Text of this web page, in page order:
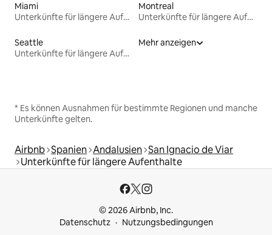
Miami
Unterkünfte für längere Aufenthalte
Montreal
Unterkünfte für längere Aufenthalte
Seattle
Unterkünfte für längere Aufenthalte
Mehr anzeigen
* Es können Ausnahmen für bestimmte Regionen und manche
Unterkünfte gelten.
Airbnb Spanien Andalusien San Ignacio de Viar
Unterkünfte für längere Aufenthalte
© 2026 Airbnb, Inc.
Datenschutz
Nutzungsbedingungen